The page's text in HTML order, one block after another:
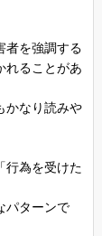
者を強調する
れることがあ
かなり読みや
行為を受けた
パターンで